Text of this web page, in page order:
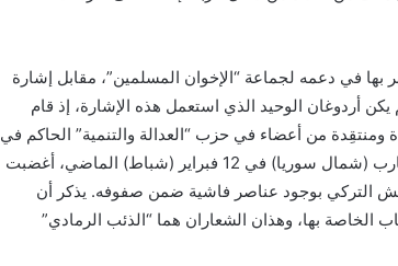
بها في دعمه لجماعة “الإخوان المسلمين”، مقابل إشارة
أردوغان الوحيد الذي استعمل هذه الإشارة، إذ قام
ومنتقِدة من أعضاء في حزب “العدالة والتنمية” الحاكم في
تركيا. تبعها بعد ذلك صورة لجندي تركي مشيراً بنفس العلامة، في الأتارب (شمال سوريا) في 12 فبراير (شباط) الماضي، أغضبت
التركي بوجود عناصر فاشية ضمن صفوفه. يذكر أن
الخاصة بها، وهذان الشعاران هما “الذئب الرمادي”